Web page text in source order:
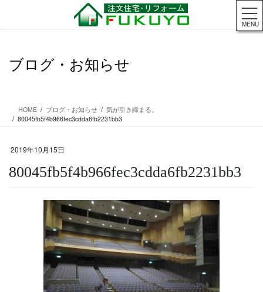
ブログ・お知らせ
HOME ブログ・お知らせ
気が引き締まる。
80045fb5f4b966fec3cdda6fb2231bb3
2019年10月15日
80045fb5f4b966fec3cdda6fb2231bb3
MENU